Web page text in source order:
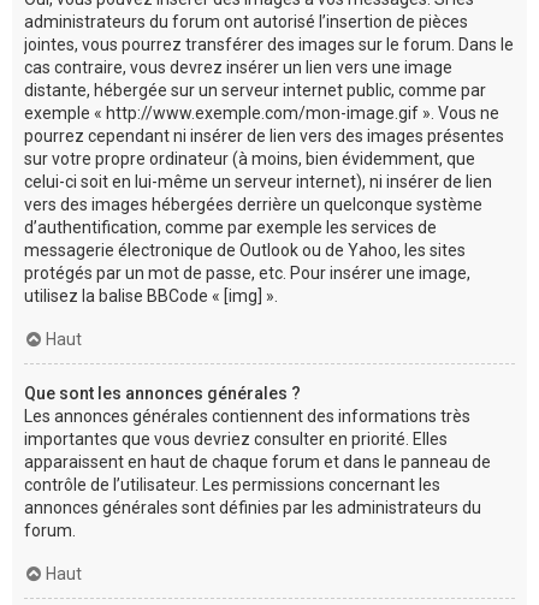
administrateurs du forum ont autorisé l’insertion de pièces
jointes, vous pourrez transférer des images sur le forum. Dans le
cas contraire, vous devrez insérer un lien vers une image
distante, hébergée sur un serveur internet public, comme par
exemple « http://www.exemple.com/mon-image.gif ». Vous ne
pourrez cependant ni insérer de lien vers des images présentes
sur votre propre ordinateur (à moins, bien évidemment, que
celui-ci soit en lui-même un serveur internet), ni insérer de lien
vers des images hébergées derrière un quelconque système
d’authentification, comme par exemple les services de
messagerie électronique de Outlook ou de Yahoo, les sites
protégés par un mot de passe, etc. Pour insérer une image,
utilisez la balise BBCode « [img] ».
Haut
Que sont les annonces générales ?
Les annonces générales contiennent des informations très
importantes que vous devriez consulter en priorité. Elles
apparaissent en haut de chaque forum et dans le panneau de
contrôle de l’utilisateur. Les permissions concernant les
annonces générales sont définies par les administrateurs du
forum.
Haut